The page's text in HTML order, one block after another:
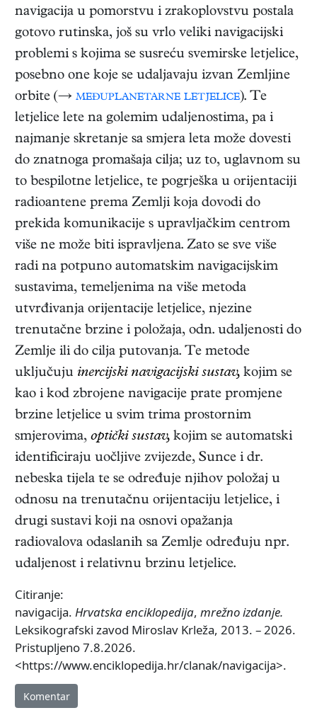
navigacija u pomorstvu i zrakoplovstvu postala
gotovo rutinska, još su vrlo veliki navigacijski
problemi s kojima se susreću svemirske letjelice,
posebno one koje se udaljavaju izvan Zemljine
orbite (→ međuplanetarne letjelice). Te
letjelice lete na golemim udaljenostima, pa i
najmanje skretanje sa smjera leta može dovesti
do znatnoga promašaja cilja; uz to, uglavnom su
to bespilotne letjelice, te pogrješka u orijentaciji
radioantene prema Zemlji koja dovodi do
prekida komunikacije s upravljačkim centrom
više ne može biti ispravljena. Zato se sve više
radi na potpuno automatskim navigacijskim
sustavima, temeljenima na više metoda
utvrđivanja orijentacije letjelice, njezine
trenutačne brzine i položaja, odn. udaljenosti do
Zemlje ili do cilja putovanja. Te metode
uključuju inercijski navigacijski sustav, kojim se
kao i kod zbrojene navigacije prate promjene
brzine letjelice u svim trima prostornim
smjerovima, optički sustav, kojim se automatski
identificiraju uočljive zvijezde, Sunce i dr.
nebeska tijela te se određuje njihov položaj u
odnosu na trenutačnu orijentaciju letjelice, i
drugi sustavi koji na osnovi opažanja
radiovalova odaslanih sa Zemlje određuju npr.
udaljenost i relativnu brzinu letjelice.
Citiranje:
navigacija. Hrvatska enciklopedija, mrežno izdanje.
Leksikografski zavod Miroslav Krleža, 2013. – 2026.
Pristupljeno 7.8.2026.
<https://www.enciklopedija.hr/clanak/navigacija>.
Komentar